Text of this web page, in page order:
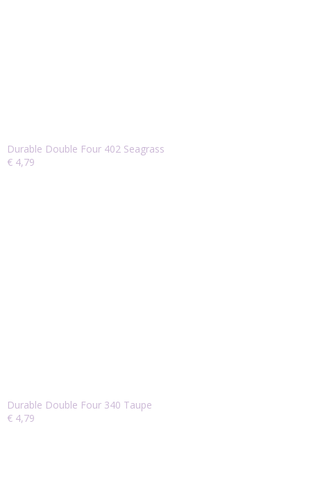
Durable Double Four 402 Seagrass
€ 4,79
Durable Double Four 340 Taupe
€ 4,79